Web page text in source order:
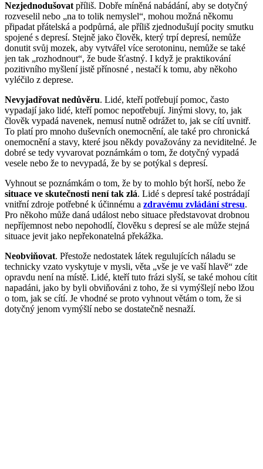
Nezjednodušovat příliš. Dobře míněná nabádání, aby se dotyčný
rozveselil nebo „na to tolik nemyslel“, mohou možná někomu
připadat přátelská a podpůrná, ale příliš zjednodušují pocity smutku
spojené s depresí. Stejně jako člověk, který trpí depresí, nemůže
donutit svůj mozek, aby vytvářel více serotoninu, nemůže se také
jen tak „rozhodnout“, že bude šťastný. I když je praktikování
pozitivního myšlení jistě přínosné , nestačí k tomu, aby někoho
vyléčilo z deprese.
Nevyjadřovat nedůvěru. Lidé, kteří potřebují pomoc, často
vypadají jako lidé, kteří pomoc nepotřebují. Jinými slovy, to, jak
člověk vypadá navenek, nemusí nutně odrážet to, jak se cítí uvnitř.
To platí pro mnoho duševních onemocnění, ale také pro chronická
onemocnění a stavy, které jsou někdy považovány za neviditelné. Je
dobré se tedy vyvarovat poznámkám o tom, že dotyčný vypadá
vesele nebo že to nevypadá, že by se potýkal s depresí.
Vyhnout se poznámkám o tom, že by to mohlo být horší, nebo že
situace ve skutečnosti není tak zlá. Lidé s depresí také postrádají
vnitřní zdroje potřebné k účinnému a zdravému zvládání stresu.
Pro někoho může daná událost nebo situace představovat drobnou
nepříjemnost nebo nepohodlí, člověku s depresí se ale může stejná
situace jevit jako nepřekonatelná překážka.
Neobviňovat. Přestože nedostatek látek regulujících náladu se
technicky vzato vyskytuje v mysli, věta „vše je ve vaší hlavě“ zde
opravdu není na místě. Lidé, kteří tuto frázi slyší, se také mohou cítit
napadáni, jako by byli obviňováni z toho, že si vymýšlejí nebo lžou
o tom, jak se cítí. Je vhodné se proto vyhnout větám o tom, že si
dotyčný jenom vymýšlí nebo se dostatečně nesnaží.